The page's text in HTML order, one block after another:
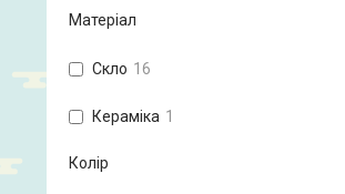
Матеріал
Скло 16
Кераміка 1
Колір